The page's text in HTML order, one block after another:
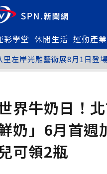
彩學堂 休閒生活 運動產業
驚傳「球荒」！江啟臣偕運
1800 顆羽球助小將 4 月全
分鐘的診療，13年的堅持！
13年
里左岸光雕藝術展8月1日登
光影盛宴
聯油脂案釀全民恐慌 議員張
笈
安風暴擴大 中彰投苗縣市長
台」等3主張
山醫大攜手新創登陸亞洲生技
」等13項臨床研發技術
用近30年迎來外觀與結構重
工啟用
等待期！中山附醫引進速效抗
效、助重症患者重返社會
創水資源循環教育園區 民生
》我不是會長，是歐巴桑！
界牛奶日！
奶」6月首週
可領2瓶